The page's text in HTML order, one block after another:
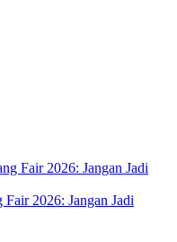
2026: Jangan Jadi